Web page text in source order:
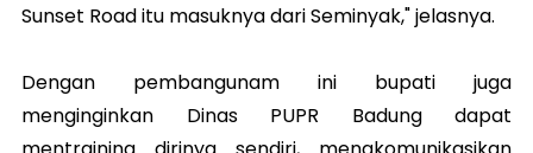
Sunset Road itu masuknya dari Seminyak," jelasnya.
Dengan pembangunam ini bupati juga
menginginkan Dinas PUPR Badung dapat